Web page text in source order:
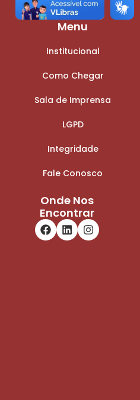
Menu
Institucional
Como Chegar
Sala de Imprensa
LGPD
Integridade
Fale Conosco
Onde Nos
Encontrar